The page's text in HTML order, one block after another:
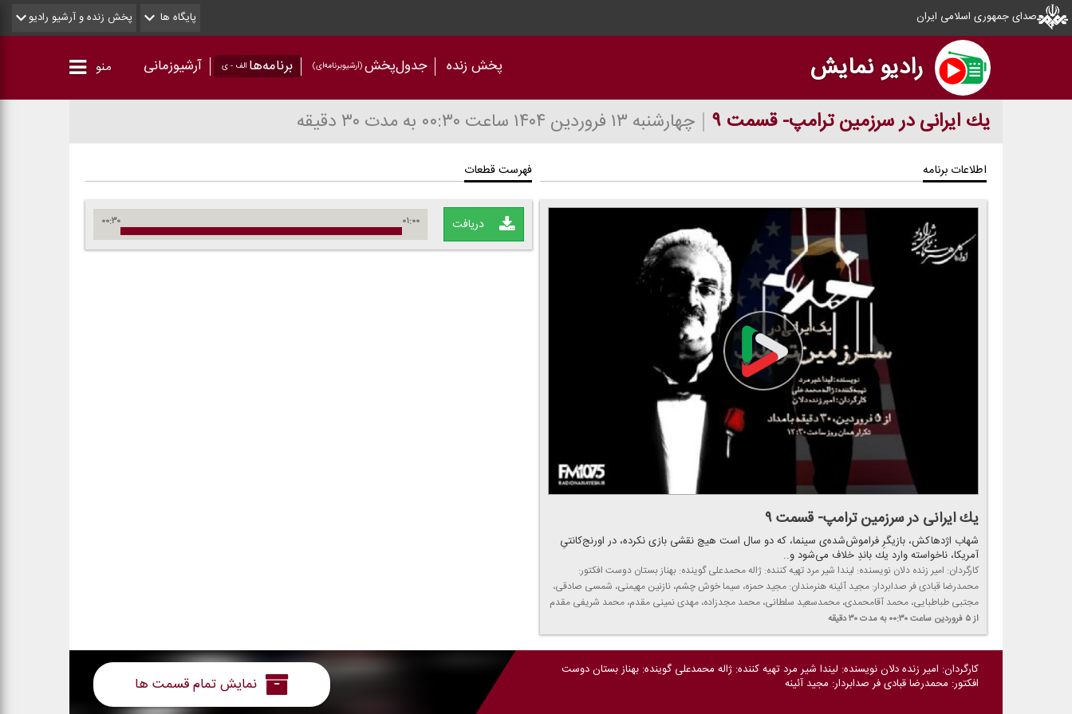
صدای جمهوری اسلامی ایران پایگاه ها پخش زنده و آرشیو رادیو
رادیو نمایش پخش زنده جدول‌پخش(آرشیو‌برنامه‌ای) برنامه‌ها الف - ی آرشیوزمانی منو
یك ایرانی در سرزمین ترامپ- قسمت ۹ چهارشنبه ۱۳ فروردین ۱۴۰۴ ساعت ۰۰:۳۰ به مدت ۳۰ دقیقه
اطلاعات برنامه
یك ایرانی در سرزمین ترامپ- قسمت ۹
شهاب اژدهاكش، بازیگرِ فراموش‌شده‌ی سینما، كه دو سال است هیچ نقشی بازی نكرده، در اورنج‌كانتیِ
آمریكا، ناخواسته وارد یك باندِ خلاف می‌شود و..
كارگردان: امیر زنده دلان نویسنده: لیندا شیر مرد تهیه كننده: ژاله محمدعلی گوینده: بهناز بستان دوست افكتور:
محمدرضا قبادی فر صدابردار: مجید آئینه هنرمندان: مجید حمزه، سیما خوش چشم، نازنین مهیمنی، شمسی صادقی،
مجتبی طباطبایی، محمد آقامحمدی، محمدسعید سلطانی، محمد مجدزاده، مهدی نمینی مقدم، محمد شریفی مقدم
از ۵ فروردین ساعت ۰۰:۳۰ به مدت ۳۰ دقیقه
فهرست قطعات
دریافت ۰۰:۳۰ ۰۱:۰۰
كارگردان: امیر زنده دلان نویسنده: لیندا شیر مرد تهیه كننده: ژاله محمدعلی گوینده: بهناز بستان دوست
افكتور: محمدرضا قبادی فر صدابردار: مجید آئینه
نمایش تمام قسمت ها